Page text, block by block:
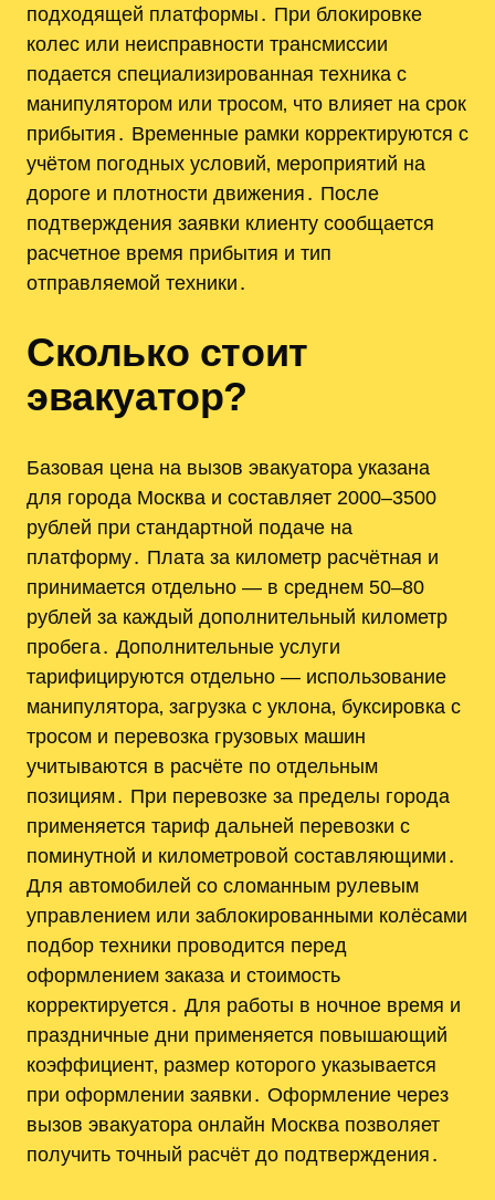
подходящей платформы․ При блокировке
колес или неисправности трансмиссии
подается специализированная техника с
манипулятором или тросом‚ что влияет на срок
прибытия․ Временные рамки корректируются с
учётом погодных условий‚ мероприятий на
дороге и плотности движения․ После
подтверждения заявки клиенту сообщается
расчетное время прибытия и тип
отправляемой техники․
Сколько стоит
эвакуатор?
Базовая цена на вызов эвакуатора указана
для города Москва и составляет 2000–3500
рублей при стандартной подаче на
платформу․ Плата за километр расчётная и
принимается отдельно — в среднем 50–80
рублей за каждый дополнительный километр
пробега․ Дополнительные услуги
тарифицируются отдельно — использование
манипулятора‚ загрузка с уклона‚ буксировка с
тросом и перевозка грузовых машин
учитываются в расчёте по отдельным
позициям․ При перевозке за пределы города
применяется тариф дальней перевозки с
поминутной и километровой составляющими․
Для автомобилей со сломанным рулевым
управлением или заблокированными колёсами
подбор техники проводится перед
оформлением заказа и стоимость
корректируется․ Для работы в ночное время и
праздничные дни применяется повышающий
коэффициент‚ размер которого указывается
при оформлении заявки․ Оформление через
вызов эвакуатора онлайн Москва позволяет
получить точный расчёт до подтверждения․